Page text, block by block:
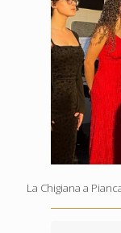
La Chigiana a